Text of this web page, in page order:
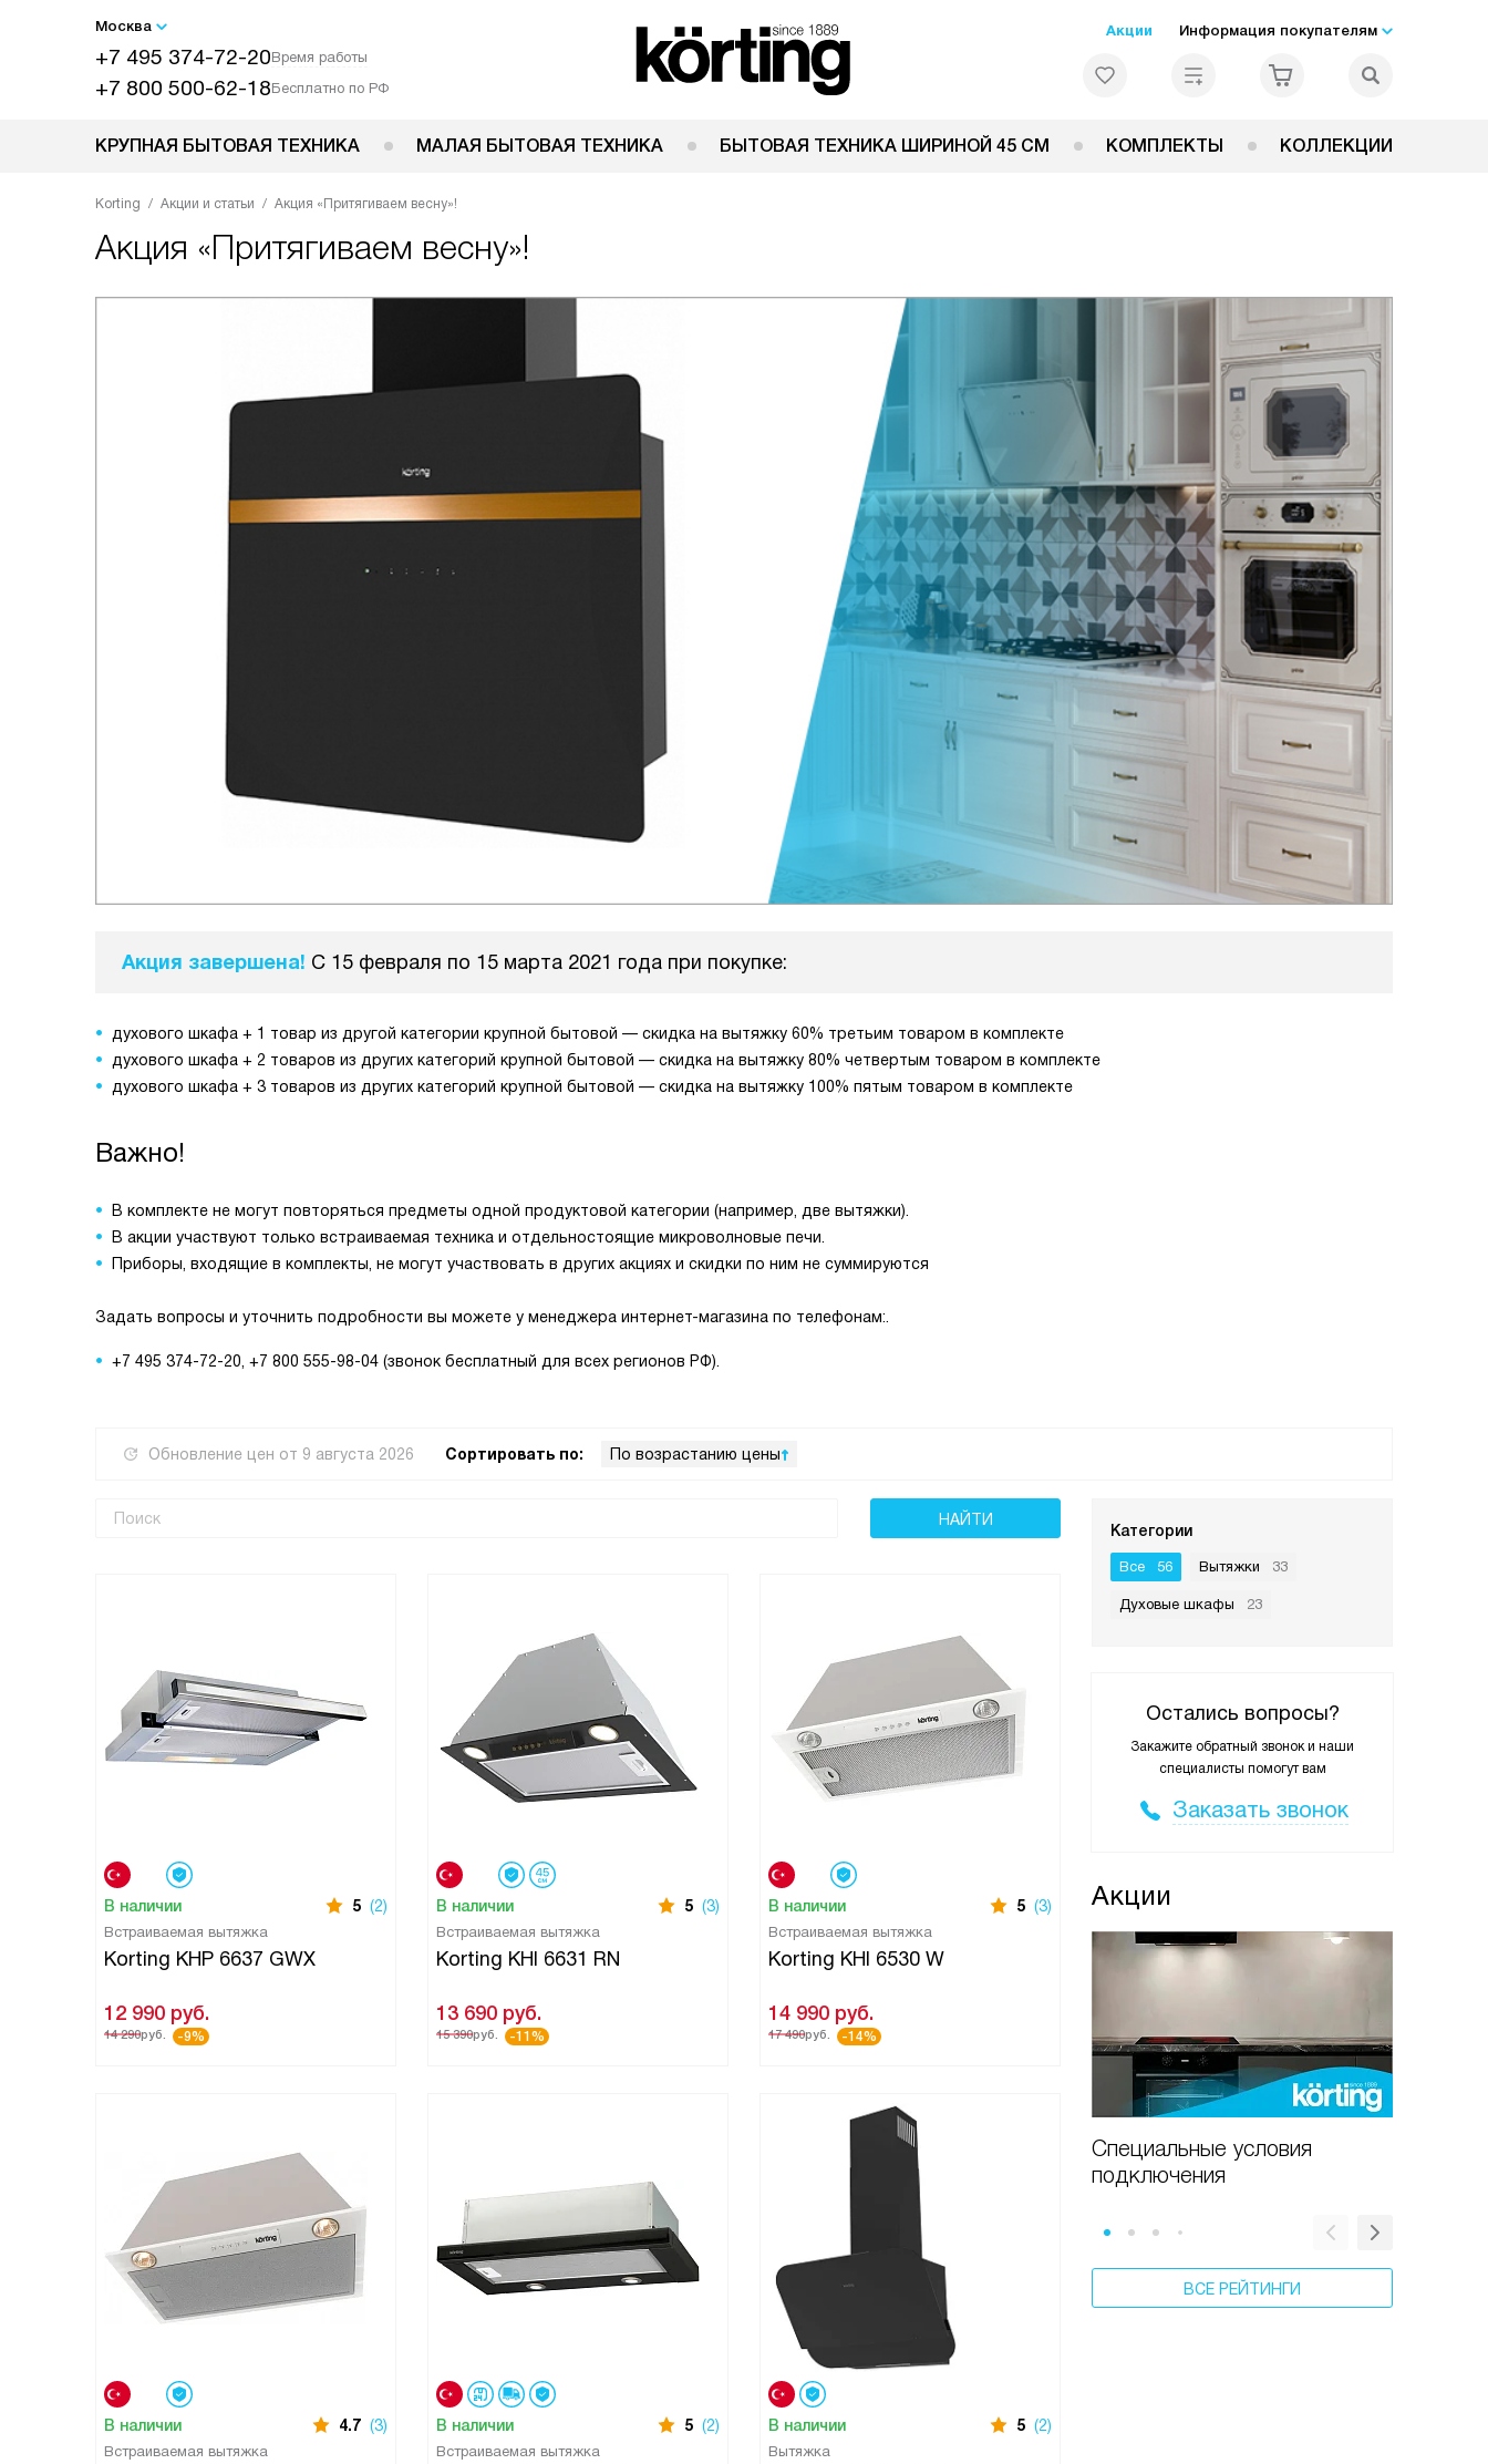
Москва
+7 495 374-72-20Время работы
+7 800 500-62-18Бесплатно по РФ
Акции Информация покупателям
КРУПНАЯ БЫТОВАЯ ТЕХНИКА МАЛАЯ БЫТОВАЯ ТЕХНИКА БЫТОВАЯ ТЕХНИКА ШИРИНОЙ 45 СМ КОМПЛЕКТЫ КОЛЛЕКЦИИ
Korting Акции и статьи Акция «Притягиваем весну»!
Акция «Притягиваем весну»!
Акция завершена! С 15 февраля по 15 марта 2021 года при покупке:
духового шкафа + 1 товар из другой категории крупной бытовой — скидка на вытяжку 60% третьим товаром в комплекте
духового шкафа + 2 товаров из других категорий крупной бытовой — скидка на вытяжку 80% четвертым товаром в комплекте
духового шкафа + 3 товаров из других категорий крупной бытовой — скидка на вытяжку 100% пятым товаром в комплекте
Важно!
В комплекте не могут повторяться предметы одной продуктовой категории (например, две вытяжки).
В акции участвуют только встраиваемая техника и отдельностоящие микроволновые печи.
Приборы, входящие в комплекты, не могут участвовать в других акциях и скидки по ним не суммируются
Задать вопросы и уточнить подробности вы можете у менеджера интернет-магазина по телефонам:.
+7 495 374-72-20, +7 800 555-98-04 (звонок бесплатный для всех регионов РФ).
Обновление цен от 9 августа 2026 Сортировать по: По возрастанию цены
Категории
Все 56 Вытяжки 33
Духовые шкафы 23
Остались вопросы?
Закажите обратный звонок и наши
специалисты помогут вам
Заказать звонок
Акции
Специальные условия
подключения
ВСЕ РЕЙТИНГИ
В наличии 5 (2)
Встраиваемая вытяжка
Korting KHP 6637 GWX
12 990 руб.
14 290руб. -9%
В наличии 5 (3)
Встраиваемая вытяжка
Korting KHI 6631 RN
13 690 руб.
15 390руб. -11%
В наличии 5 (3)
Встраиваемая вытяжка
Korting KHI 6530 W
14 990 руб.
17 490руб. -14%
В наличии 4.7 (3)
Встраиваемая вытяжка
В наличии 5 (2)
Встраиваемая вытяжка
В наличии 5 (2)
Вытяжка